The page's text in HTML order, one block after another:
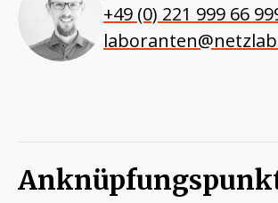
+49 (0) 221 999 66